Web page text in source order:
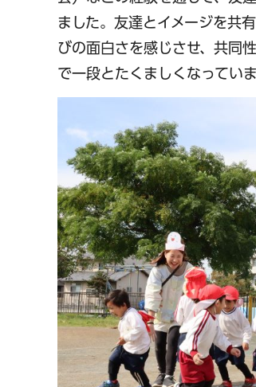
ました。友達とイメージを共
びの面白さを感じさせ、共同
で一段とたくましくなっていま